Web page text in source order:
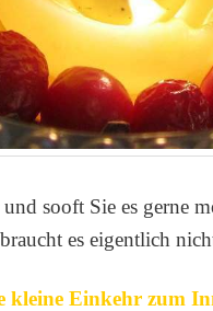
sooft Sie es gerne
es eigentlich
kleine Einkehr zum